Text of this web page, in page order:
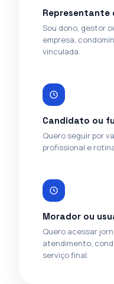
Representante
Sou dono, gestor
empresa,
vinculada.
Candidato ou
Quero seguir por
profissional e
Morador ou
Quero acessar
atendimento,
serviço final.